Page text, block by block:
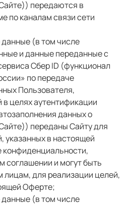
) передаются в
по каналам связи сети
(в том числе
и данные переданные с
Сбер ID (функционал
по передаче
Пользователя,
целях аутентификации
данных о
переданы Сайту для
указанных в настоящей
соглашении и могут быть
лицам, для реализации целей,
Оферте;
(в том числе